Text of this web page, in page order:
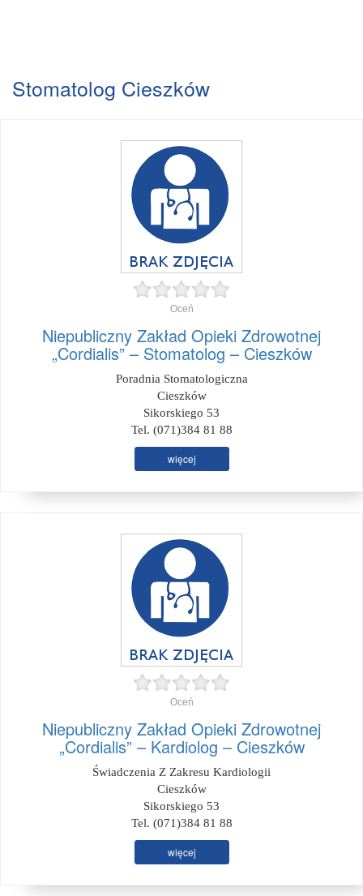
Stomatolog Cieszków
Oceń
Niepubliczny Zakład Opieki Zdrowotnej
„Cordialis” – Stomatolog – Cieszków
Poradnia Stomatologiczna
Cieszków
Sikorskiego 53
Tel. (071)384 81 88
więcej
Oceń
Niepubliczny Zakład Opieki Zdrowotnej
„Cordialis” – Kardiolog – Cieszków
Świadczenia Z Zakresu Kardiologii
Cieszków
Sikorskiego 53
Tel. (071)384 81 88
więcej